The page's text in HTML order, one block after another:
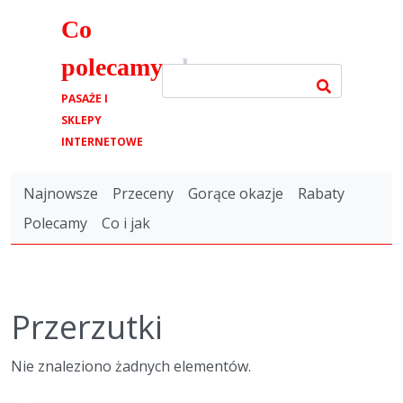
Co
polecamy.pl
PASAŻE I
SKLEPY
INTERNETOWE
Najnowsze Przeceny Gorące okazje
Rabaty
Polecamy
Co i jak
Przerzutki
Nie znaleziono żadnych elementów.